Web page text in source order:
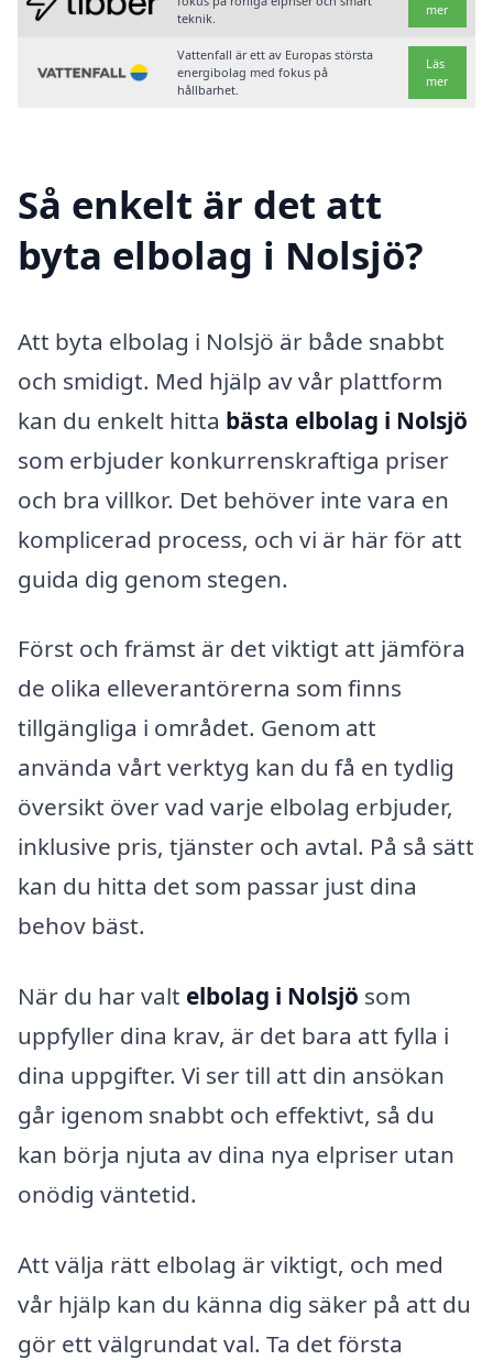
teknik.
mer
Vattenfall är ett av Europas största
energibolag med fokus på
hållbarhet.
Läs
mer
Så enkelt är det att
byta elbolag i Nolsjö?
Att byta elbolag i Nolsjö är både snabbt
och smidigt. Med hjälp av vår plattform
kan du enkelt hitta bästa elbolag i Nolsjö
som erbjuder konkurrenskraftiga priser
och bra villkor. Det behöver inte vara en
komplicerad process, och vi är här för att
guida dig genom stegen.
Först och främst är det viktigt att jämföra
de olika elleverantörerna som finns
tillgängliga i området. Genom att
använda vårt verktyg kan du få en tydlig
översikt över vad varje elbolag erbjuder,
inklusive pris, tjänster och avtal. På så sätt
kan du hitta det som passar just dina
behov bäst.
När du har valt elbolag i Nolsjö som
uppfyller dina krav, är det bara att fylla i
dina uppgifter. Vi ser till att din ansökan
går igenom snabbt och effektivt, så du
kan börja njuta av dina nya elpriser utan
onödig väntetid.
Att välja rätt elbolag är viktigt, och med
vår hjälp kan du känna dig säker på att du
gör ett välgrundat val. Ta det första